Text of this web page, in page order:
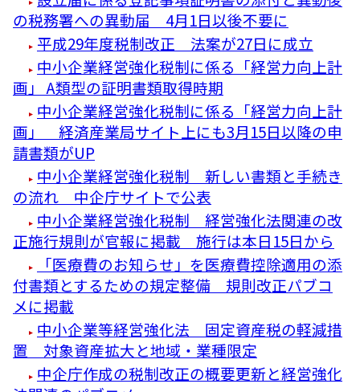
の税務署への異動届 4月1日以後不要に
平成29年度税制改正 法案が27日に成立
中小企業経営強化税制に係る「経営力向上計
画」 A類型の証明書類取得時期
中小企業経営強化税制に係る「経営力向上計
画」 経済産業局サイト上にも3月15日以降の申
請書類がUP
中小企業経営強化税制 新しい書類と手続き
の流れ 中企庁サイトで公表
中小企業経営強化税制 経営強化法関連の改
正施行規則が官報に掲載 施行は本日15日から
「医療費のお知らせ」を医療費控除適用の添
付書類とするための規定整備 規則改正パブコ
メに掲載
中小企業等経営強化法 固定資産税の軽減措
置 対象資産拡大と地域・業種限定
中企庁作成の税制改正の概要更新と経営強化